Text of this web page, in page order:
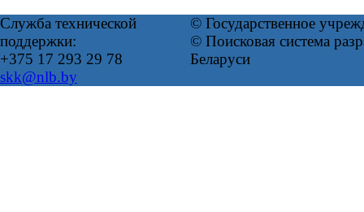
Служба технической
поддержки:
+375 17 293 29 78
skk@nlb.by
© Государственное
© Поисковая система
Беларуси